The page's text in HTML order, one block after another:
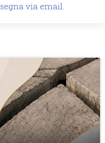
via email.